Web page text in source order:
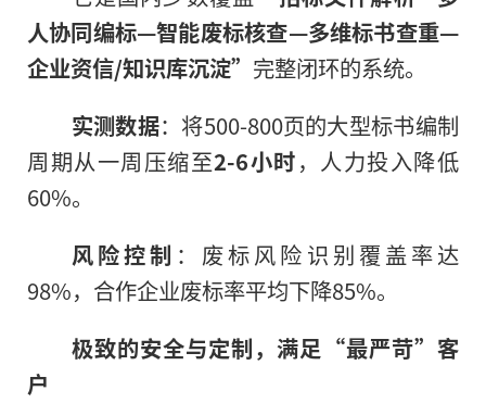
人协同编标—智能废标核查—多维标书查重—
企业资信/知识库沉淀” 完整闭环的系统。
实测数据：将500-800页的大型标书编制
周期从一周压缩至2-6小时，人力投入降低
60%。
风险控制 ：废标风险识别覆盖率达
98%，合作企业废标率平均下降85%。
极致的安全与定制，满足“最严苛”客
户